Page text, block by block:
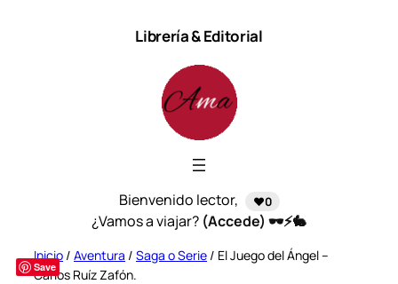
Librería & Editorial
Bienvenido lector, ❤️0
¿Vamos a viajar? (Accede) 🕶️⚡🐇
Save
Inicio / Aventura / Saga o Serie / El Juego del Ángel –
Carlos Ruíz Zafón.